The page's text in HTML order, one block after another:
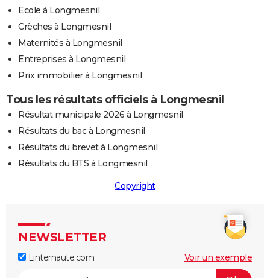
Ecole à Longmesnil
Crèches à Longmesnil
Maternités à Longmesnil
Entreprises à Longmesnil
Prix immobilier à Longmesnil
Tous les résultats officiels à Longmesnil
Résultat municipale 2026 à Longmesnil
Résultats du bac à Longmesnil
Résultats du brevet à Longmesnil
Résultats du BTS à Longmesnil
Copyright
NEWSLETTER
Linternaute.com Voir un exemple